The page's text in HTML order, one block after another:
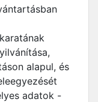
alapul, és
adatok -